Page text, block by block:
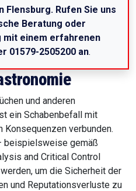
Flensburg. Rufen Sie uns
Beratung oder
mit einem erfahrenen
01579-2505200 an.
und anderen
ein Schabenbefall mit
verbunden.
beispielsweise gemäß
and Critical Control
um die Sicherheit der
und Reputationsverluste zu